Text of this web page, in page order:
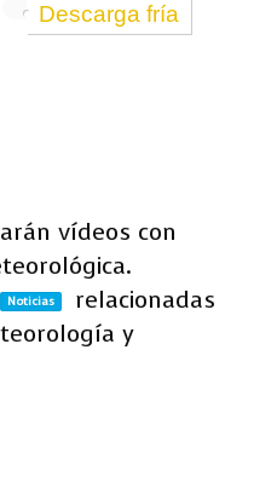
Descarga fría
vídeos con
Noticias
relacionadas
y